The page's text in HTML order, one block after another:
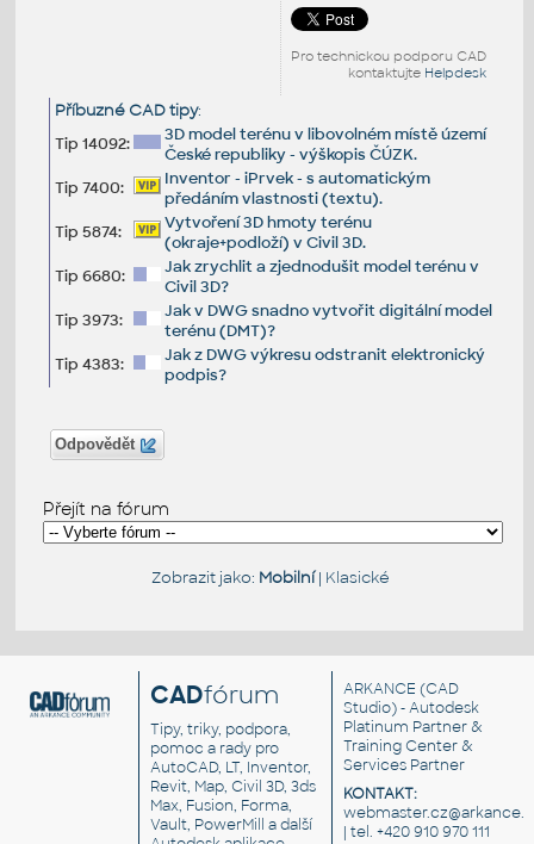
Pro technickou podporu CAD
kontaktujte Helpdesk
Příbuzné CAD tipy:
Tip 14092:
3D model terénu v libovolném místě území
České republiky - výškopis ČÚZK.
Tip 7400:
Inventor - iPrvek - s automatickým
předáním vlastnosti (textu).
Tip 5874:
Vytvoření 3D hmoty terénu
(okraje+podloží) v Civil 3D.
Tip 6680:
Jak zrychlit a zjednodušit model terénu v
Civil 3D?
Tip 3973:
Jak v DWG snadno vytvořit digitální model
terénu (DMT)?
Tip 4383:
Jak z DWG výkresu odstranit elektronický
podpis?
Odpovědět
Přejít na fórum
Zobrazit jako: Mobilní| Klasické
CADfórum
Tipy, triky, podpora,
pomoc a rady pro
AutoCAD, LT, Inventor,
Revit, Map, Civil 3D, 3ds
Max, Fusion, Forma,
Vault, PowerMill a další
ARKANCE (CAD
Studio) - Autodesk
Platinum Partner &
Training Center &
Services Partner
KONTAKT:
| tel. +420 910 970 111